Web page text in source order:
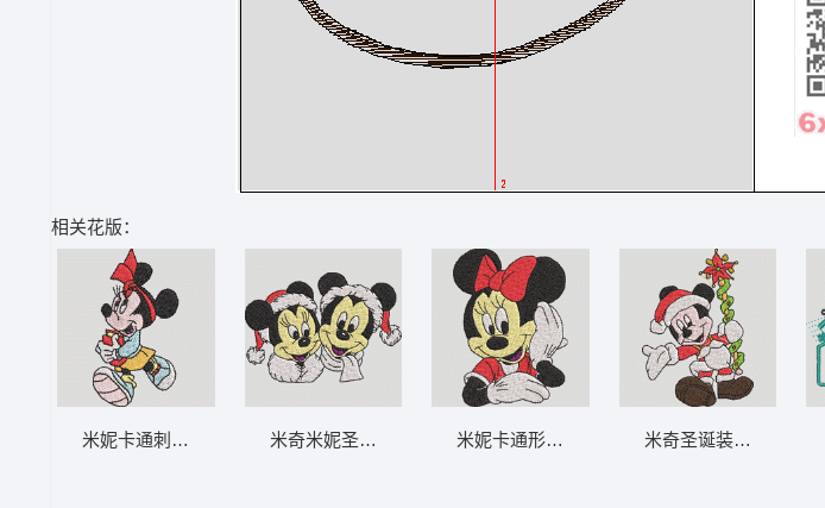
相关花版：
米妮卡通刺绣形象 米妮 45-DST格式米奇米妮圣诞装扮 米奇和米妮的圣诞节-DST米妮卡通形象刺绣图案 米妮 37-DST格式
米奇圣诞装扮卡通形象